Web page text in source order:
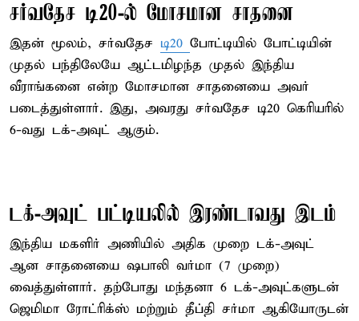
சர்வதேச டி20-ல் மோசமான சாதனை
இதன் மூலம், சர்வதேச டி20 போட்டியில் போட்டியின்
முதல் பந்திலேயே ஆட்டமிழந்த முதல் இந்திய
வீராங்கனை என்ற மோசமான சாதனையை அவர்
படைத்துள்ளார். இது, அவரது சர்வதேச டி20 கெரியரில்
6-வது டக்-அவுட் ஆகும்.
டக்-அவுட் பட்டியலில் இரண்டாவது இடம்
இந்திய மகளிர் அணியில் அதிக முறை டக்-அவுட்
ஆன சாதனையை ஷபாலி வர்மா (7 முறை)
வைத்துள்ளார். தற்போது மந்தனா 6 டக்-அவுட்களுடன்
ஜெமிமா ரோட்ரிக்ஸ் மற்றும் தீப்தி சர்மா ஆகியோருடன்